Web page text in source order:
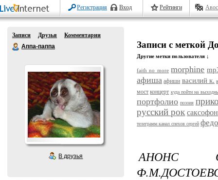
Регистрация Вход Рейтинги
Записи Друзья
Комментарии
Аппа-паппа
В друзья
Записи с меткой
Другие метки пользователя ↓
faith no more morphine
афиша афиши василий к.
мост концерт куда пойти на
портфолио поэзия
русский рок саксофон
телеграмм канал спехов сергей
АНОНС